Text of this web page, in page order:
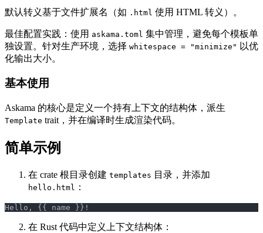
默认转义基于文件扩展名（如 .html 使用 HTML 转义）。
最佳配置实践：使用 askama.toml 集中管理，避免每个模板单
独设置。针对生产环境，选择 whitespace = "minimize" 以优
化输出大小。
基本使用
Askama 的核心是定义一个持有上下文的结构体，派生
Template trait，并在编译时生成渲染代码。
简单示例
在 crate 根目录创建 templates 目录，并添加
hello.html ：
Hello, {{ name }}!
在 Rust 代码中定义上下文结构体：